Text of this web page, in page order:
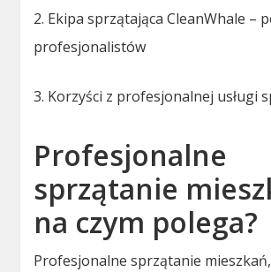
2. Ekipa sprzątająca CleanWhale –
profesjonalistów
3. Korzyści z profesjonalnej usługi
Profesjonalne
sprzątanie
na czym polega?
Profesjonalne sprzątanie